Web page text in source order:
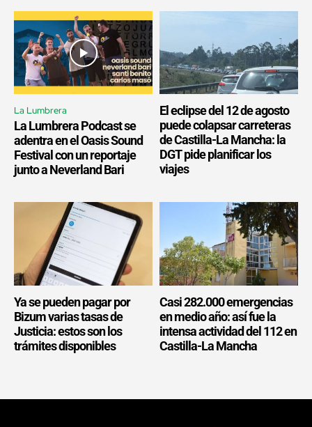
La Lumbrera
La Lumbrera Podcast se
adentra en el Oasis Sound
Festival con un reportaje
junto a Neverland Bari
El eclipse del 12 de agosto
puede colapsar carreteras
de Castilla-La Mancha: la
DGT pide planificar los
viajes
Ya se pueden pagar por
Bizum varias tasas de
Justicia: estos son los
trámites disponibles
Casi 282.000 emergencias
en medio año: así fue la
intensa actividad del 112 en
Castilla-La Mancha